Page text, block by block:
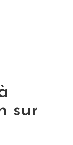
sur